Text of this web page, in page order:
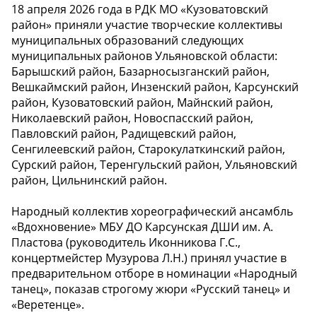
18 апреля 2026 года в РДК МО «Кузоватовский
район» приняли участие творческие коллективы
муниципальных образований следующих
муниципальных районов Ульяновской области:
Барышский район, Базарносызганский район,
Вешкаймский район, Инзенский район, Карсунский
район, Кузоватовский район, Майнский район,
Николаевский район, Новоспасский район,
Павловский район, Радищевский район,
Сенгилеевский район, Старокулаткинский район,
Сурский район, Теренгульский район, Ульяновский
район, Цильнинский район.
Народный коллектив хореографический ансамбль
«Вдохновение» МБУ ДО Карсунская ДШИ им. А.
Пластова (руководитель Иконникова Г.С.,
концертмейстер Музурова Л.Н.) принял участие в
предварительном отборе в номинации «Народный
танец», показав строгому жюри «Русский танец» и
«Веретенце».